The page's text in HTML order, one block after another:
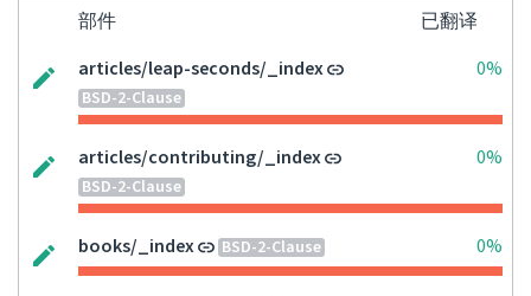
部件
已翻译
articles/leap-seconds/_index
BSD-2-Clause
0%
articles/contributing/_index
BSD-2-Clause
0%
books/_index BSD-2-Clause 0%